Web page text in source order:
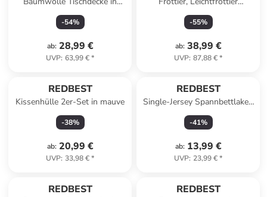
beige-grau
-54%
ab: 28,99 €
UVP: 63,99 €*
Handtuch 12er-Pack
Oceanside in silber
-55%
ab: 38,99 €
UVP: 87,88 €*
REDBEST
Kissenhülle 2er-Set in mauve
-38%
ab: 20,99 €
UVP: 33,98 €*
REDBEST
Single-Jersey Spannbettlaken
Pittsburgh in wollweiß
-41%
ab: 13,99 €
UVP: 23,99 €*
REDBEST REDBEST